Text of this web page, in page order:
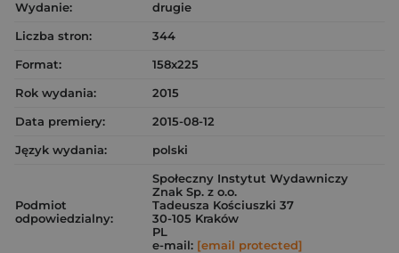
Wydanie:
drugie
Liczba stron:
344
Format:
158x225
Rok wydania:
2015
Data premiery:
2015-08-12
Język wydania:
polski
Podmiot
odpowiedzialny:
Społeczny Instytut Wydawniczy
Znak Sp. z o.o.
Tadeusza Kościuszki 37
30-105 Kraków
PL
e-mail: [email protected]